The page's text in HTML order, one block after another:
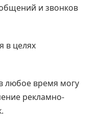
и звонков
в целях
любое время могу
рекламно-